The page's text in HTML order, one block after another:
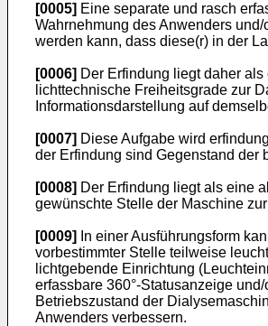
[0005] Eine separate und rasch
Wahrnehmung des Anwenders
werden kann, dass diese(r) in der
[0006] Der Erfindung liegt daher
lichttechnische Freiheitsgrade zur
Informationsdarstellung auf
[0007] Diese Aufgabe wird
der Erfindung sind Gegenstand der
[0008] Der Erfindung liegt als eine
gewünschte Stelle der Maschine
[0009]
In einer Ausführungsform
vorbestimmter Stelle teilweise
lichtgebende Einrichtung
erfassbare 360°-Statusanzeige
Betriebszustand der
Anwenders verbessern.